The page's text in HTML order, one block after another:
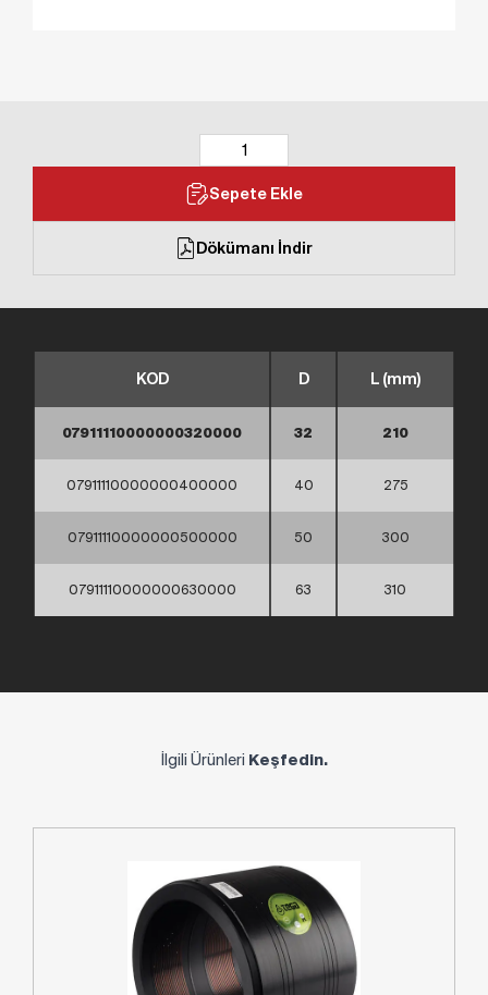
Sepete Ekle
Dökümanı İndir
KOD D L (mm)
07911110000000320000 32 210
07911110000000400000 40 275
07911110000000500000 50 300
07911110000000630000 63 310
İlgili Ürünleri Keşfedin.